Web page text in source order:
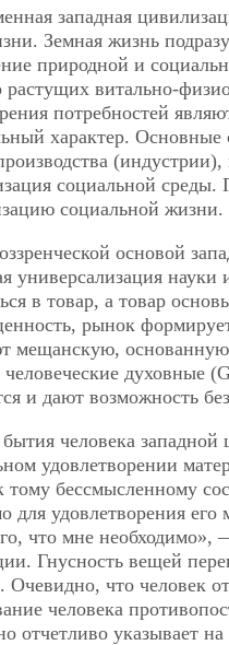
западная
Земная жизнь
природной и
растущих витально-
потребностей
характер.
социальной
социальной
основой
универсализация
в товар, а товар
рынок
мещанскую,
духовные
и дают возможность
человека западной
удовлетворении
тому бессмысленному
для удовлетворения
что мне необходимо»,
Гнусность вещей
что человек
человека
отчетливо указывает